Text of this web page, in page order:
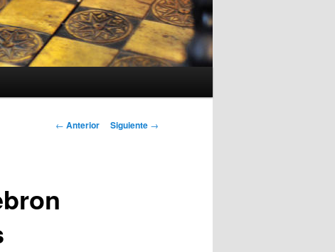
Navegación
← Anterior Siguiente →